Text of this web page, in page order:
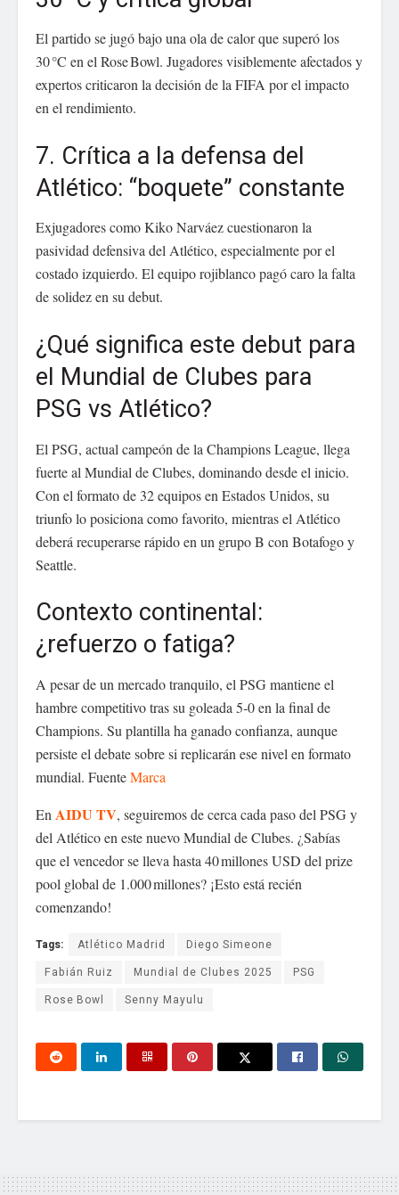
El partido se jugó bajo una ola de calor que superó los
30 °C en el Rose Bowl. Jugadores visiblemente afectados y
expertos criticaron la decisión de la FIFA por el impacto
en el rendimiento.
7. Crítica a la defensa del
Atlético: “boquete” constante
Exjugadores como Kiko Narváez cuestionaron la
pasividad defensiva del Atlético, especialmente por el
costado izquierdo. El equipo rojiblanco pagó caro la falta
de solidez en su debut.
¿Qué significa este debut para
el Mundial de Clubes para
PSG vs Atlético?
El PSG, actual campeón de la Champions League, llega
fuerte al Mundial de Clubes, dominando desde el inicio.
Con el formato de 32 equipos en Estados Unidos, su
triunfo lo posiciona como favorito, mientras el Atlético
deberá recuperarse rápido en un grupo B con Botafogo y
Seattle.
Contexto continental:
¿refuerzo o fatiga?
A pesar de un mercado tranquilo, el PSG mantiene el
hambre competitivo tras su goleada 5‑0 en la final de
Champions. Su plantilla ha ganado confianza, aunque
persiste el debate sobre si replicarán ese nivel en formato
mundial. FuenteMarca
En AIDU TV, seguiremos de cerca cada paso del PSG y
del Atlético en este nuevo Mundial de Clubes. ¿Sabías
que el vencedor se lleva hasta 40 millones USD del prize
pool global de 1.000 millones? ¡Esto está recién
comenzando!
Tags: Atlético Madrid
Diego Simeone
Fabián Ruiz
Mundial de Clubes 2025
PSG
Rose Bowl
Senny Mayulu